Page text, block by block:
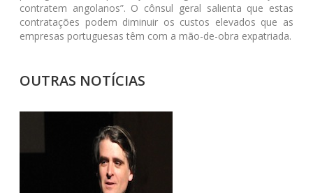
contratem angolanos”. O cônsul geral salienta que estas
contratações podem diminuir os custos elevados que as
empresas portuguesas têm com a mão-de-obra expatriada.
OUTRAS NOTÍCIAS